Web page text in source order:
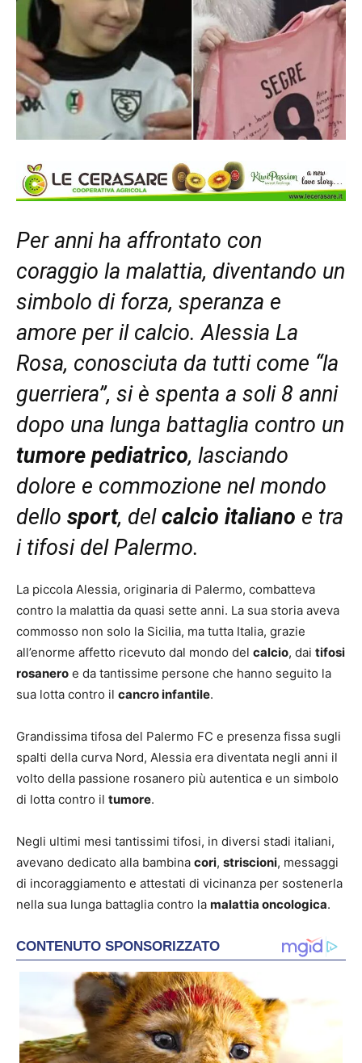
Per anni ha affrontato con
coraggio la malattia, diventando un
simbolo di forza, speranza e
amore per il calcio. Alessia La
Rosa, conosciuta da tutti come “la
guerriera”, si è spenta a soli 8 anni
dopo una lunga battaglia contro un
tumore pediatrico, lasciando
dolore e commozione nel mondo
dello sport, delcalcio italiano e tra
i tifosi del Palermo.
La piccola Alessia, originaria di Palermo, combatteva
contro la malattia da quasi sette anni. La sua storia aveva
commosso non solo la Sicilia, ma tutta Italia, grazie
all’enorme affetto ricevuto dal mondo del calcio, dai tifosi
rosanero e da tantissime persone che hanno seguito la
sua lotta contro il cancro infantile.
Grandissima tifosa del Palermo FC e presenza fissa sugli
spalti della curva Nord, Alessia era diventata negli anni il
volto della passione rosanero più autentica e un simbolo
di lotta contro il tumore.
Negli ultimi mesi tantissimi tifosi, in diversi stadi italiani,
avevano dedicato alla bambina cori, striscioni, messaggi
di incoraggiamento e attestati di vicinanza per sostenerla
nella sua lunga battaglia contro la malattia oncologica.